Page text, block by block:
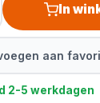
In
aan
2-5 werkdagen